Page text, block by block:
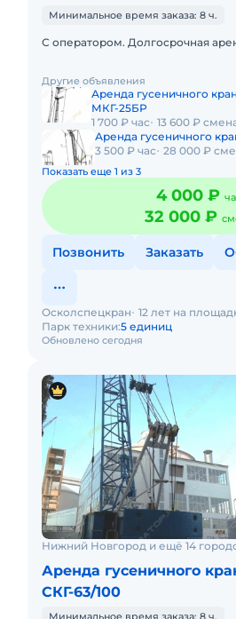
Минимальное время заказа: 8 ч.
С оператором. Долгосрочная
Другие объявления
Аренда гусеничного
МКГ-25БР
1 700 ₽ час 13 600 ₽
Аренда гусеничного
3 500 ₽ час 28 000 ₽
Показать еще 1 из 3
4 000 ₽
32 000 ₽
Позвонить Заказать
Обновлено сегодня
Осколспецкран 12 лет на
Парк техники:5 единиц
Нижний Новгород и ещё 14
Аренда гусеничного
СКГ-63/100
Минимальное время заказа: 8 ч.